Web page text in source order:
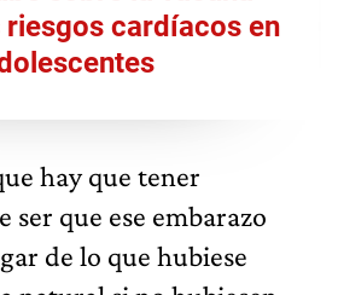
cardíacos en
hay que tener
ser que ese embarazo
de lo que hubiese